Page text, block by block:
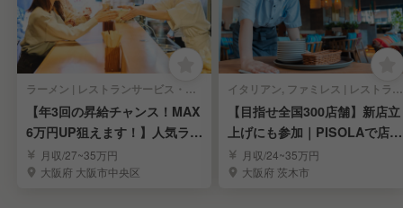
ラーメン | レストランサービス・ホールスタッフ
【年3回の昇給チャンス！MAX
6万円UP狙えます！】人気ラー
メンの社員募集
月収/27~35万円
大阪府 大阪市中央区
イタリアン, ファミレス | レストランサービス・ホールスタッフ
【目指せ全国300店舗】新店立
上げにも参加｜PISOLAで店長
候補募集！
月収/24~35万円
大阪府 茨木市